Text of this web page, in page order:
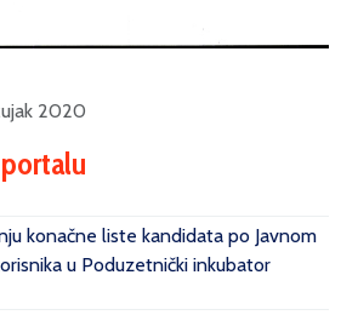
2020
konačne liste kandidata po Javnom
u Poduzetnički inkubator